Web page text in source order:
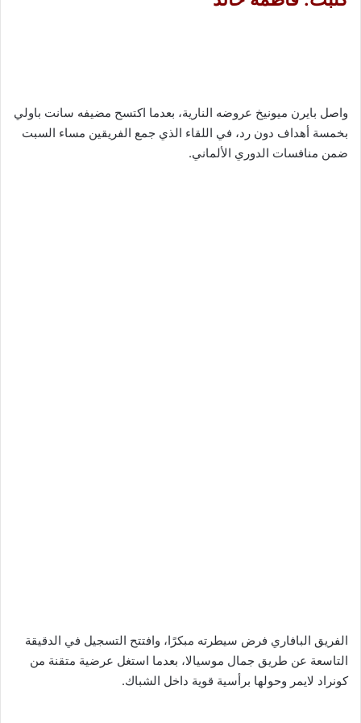
واصل بايرن ميونيخ عروضه النارية، بعدما اكتسح مضيفه سانت باولي
بخمسة أهداف دون رد، في اللقاء الذي جمع الفريقين مساء السبت
ضمن منافسات الدوري الألماني.
الفريق البافاري فرض سيطرته مبكرًا، وافتتح التسجيل في الدقيقة
التاسعة عن طريق جمال موسيالا، بعدما استغل عرضية متقنة من
كونراد لايمر وحولها برأسية قوية داخل الشباك.